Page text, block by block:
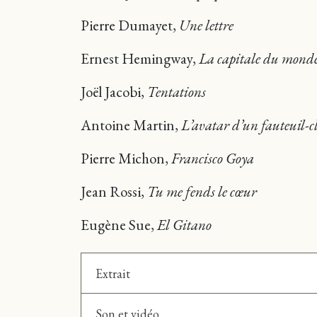
Pierre Dumayet, Une lettre
Ernest Hemingway,La capitale du
Joël Jacobi, Tentations
Antoine Martin,L’avatar d’un fauteuil-
Pierre Michon,Francisco Goya
Jean Rossi, Tu me fends le cœur
Eugène Sue,El Gitano
Extrait
Son et vidéo